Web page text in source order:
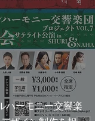
ハーモニー交響楽